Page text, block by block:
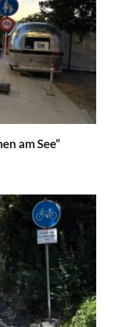
am See“